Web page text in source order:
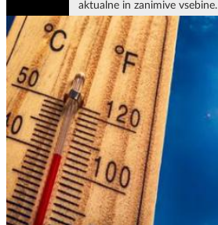
aktualne in zanimive vsebine.